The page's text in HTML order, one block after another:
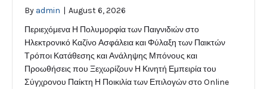
By admin | August 6, 2026
Περιεχόμενα Η Πολυμορφία των Παιγνιδιών στο
Ηλεκτρονικό Καζίνο Ασφάλεια και Φύλαξη των Παικτών
Τρόποι Κατάθεσης και Ανάληψης Μπόνους και
Προωθήσεις που Ξεχωρίζουν Η Κινητή Εμπειρία του
Σύγχρονου Παίκτη Η Ποικιλία των Επιλογών στο Online